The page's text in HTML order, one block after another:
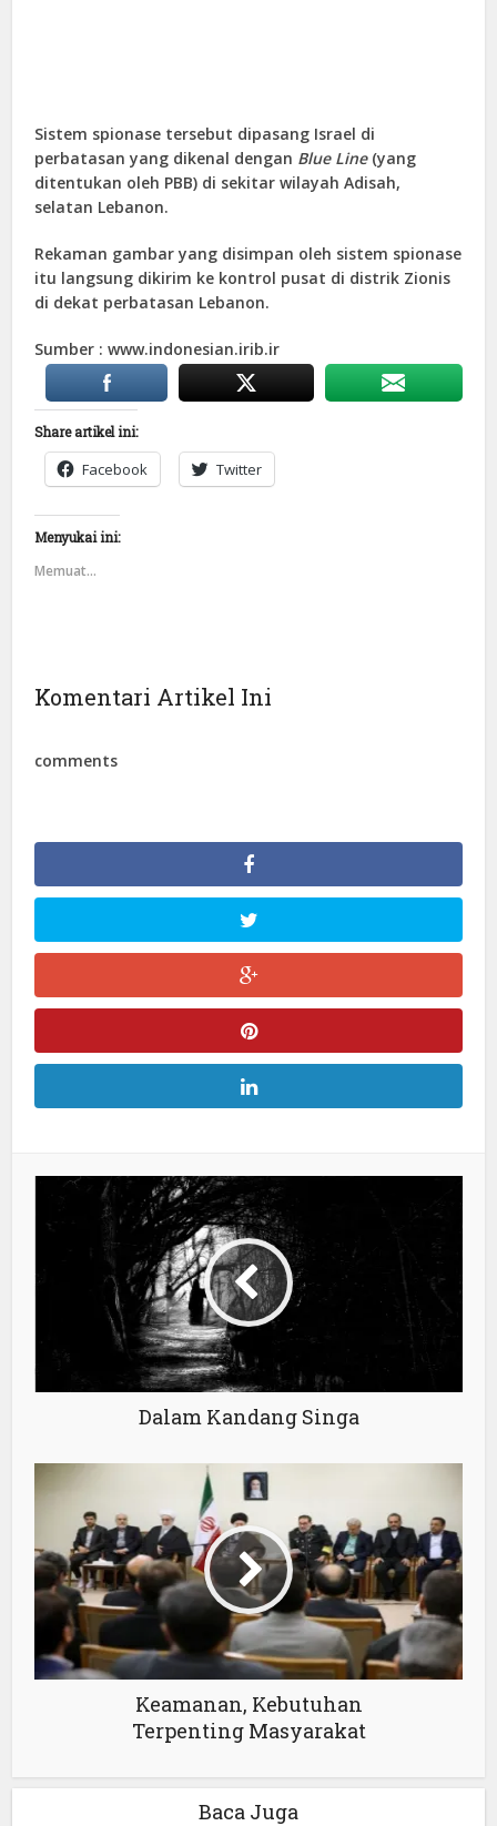
Sistem spionase tersebut dipasang Israel di
perbatasan yang dikenal dengan Blue Line(yang
ditentukan oleh PBB) di sekitar wilayah Adisah,
selatan Lebanon.
Rekaman gambar yang disimpan oleh sistem spionase
itu langsung dikirim ke kontrol pusat di distrik Zionis
di dekat perbatasan Lebanon.
Sumber : www.indonesian.irib.ir
Share artikel ini:
Facebook Twitter
Menyukai ini:
Memuat...
Komentari Artikel Ini
comments
Dalam Kandang Singa
Keamanan, Kebutuhan
Terpenting Masyarakat
Baca Juga